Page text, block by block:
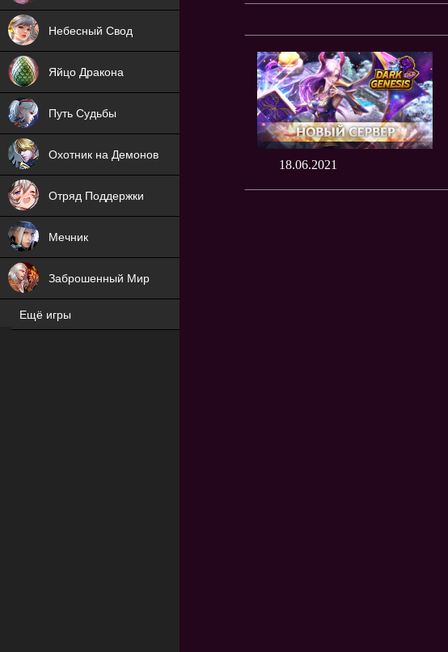
18.06.2021
Небесный Свод
NEW
Яйцо Дракона
NEW
Путь Судьбы
NEW
Охотник на Демонов
ХИТ
Отряд Поддержки
ХИТ
Мечник
Заброшенный Мир
NEW
Ещё игры